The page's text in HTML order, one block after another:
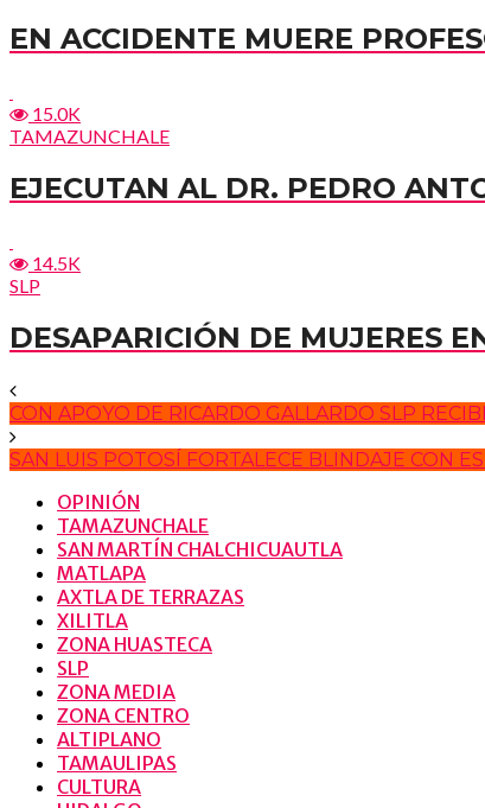
EN ACCIDENTE MUERE
15.0K
TAMAZUNCHALE
EJECUTAN AL DR. PEDRO
14.5K
SLP
DESAPARICIÓN DE MUJERES
CON APOYO DE RICARDO GALLARDO SLP
SAN LUIS POTOSÍ FORTALECE BLINDAJE CON
OPINIÓN
TAMAZUNCHALE
SAN MARTÍN CHALCHICUAUTLA
MATLAPA
AXTLA DE TERRAZAS
XILITLA
ZONA HUASTECA
SLP
ZONA MEDIA
ZONA CENTRO
ALTIPLANO
TAMAULIPAS
CULTURA